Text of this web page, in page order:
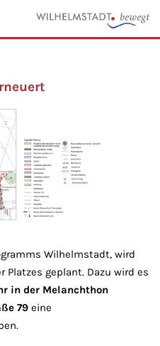
Wilhelmstadt, wird
Platzes geplant. Dazu wird es
in der Melanchthon
79 eine